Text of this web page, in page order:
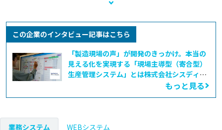
この企業のインタビュー記事はこちら
「製造現場の声」が開発のきっかけ。本当の
見える化を実現する「現場主導型（寄合型）
生産管理システム」とは――株式会社シスディブ
もっと見る
業務システム WEBシステム